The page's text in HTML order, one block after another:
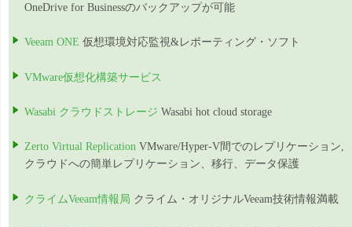
OneDrive for Businessのバックアップが可能
Veeam ONE 仮想環境対応監視&レポーティング・ソフト
VMware仮想化構築サービス
Wasabi クラウドストレージ Wasabi hot cloud storage
Zerto Virtual Replication VMware/Hyper-V間でのレプリケーション,
クラウドへの簡単レプリケーション、移行、データ保護
クライムVeeam情報局 クライム・オリジナルVeeam技術情報満載